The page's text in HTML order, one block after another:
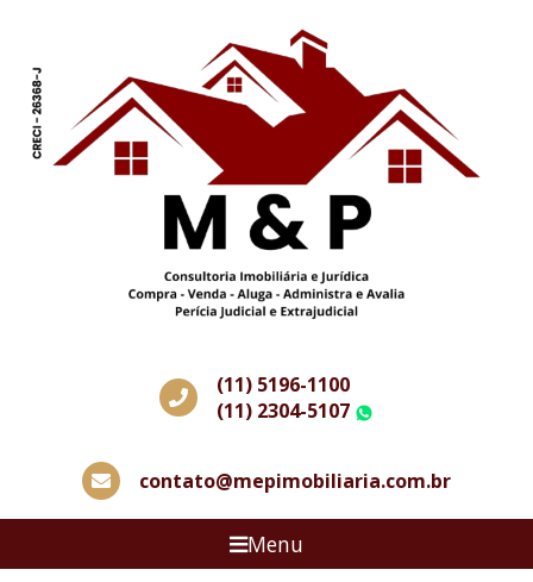
(11) 5196-1100
(11) 2304-5107
contato@mepimobiliaria.com.br
Menu